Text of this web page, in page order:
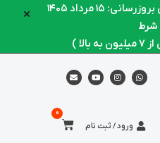
×
مرداد ۱۴۰۵
شرط
)
ورود / ثبت نام